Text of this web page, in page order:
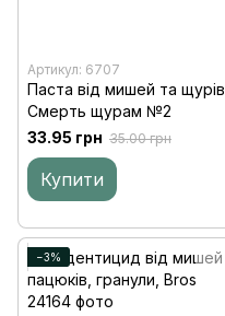
Артикул: 6707
Паста від мишей та щурів
Смерть щурам №2
33.95 грн 35.00 грн
Купити
−3%